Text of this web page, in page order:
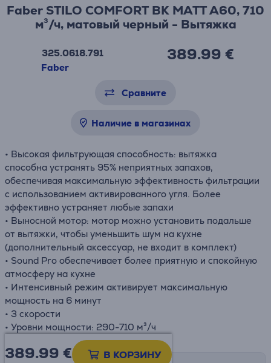
Faber STILO COMFORT BK MATT A60, 710
м³/ч, матовый черный - Вытяжка
325.0618.791
Faber
389.99 €
Сравните
Наличие в магазинах
• Высокая фильтрующая способность: вытяжка
способна устранять 95% неприятных запахов,
обеспечивая максимальную эффективность фильтрации
с использованием активированного угля. Более
эффективно устраняет любые запахи
• Выносной мотор: мотор можно установить подальше
от вытяжки, чтобы уменьшить шум на кухне
(дополнительный аксессуар, не входит в комплект)
• Sound Pro обеспечивает более приятную и спокойную
атмосферу на кухне
• Интенсивный режим активирует максимальную
мощность на 6 минут
• 3 скорости
• Уровни мощности: 290-710 м³/ч
389.99 € В КОРЗИНУ